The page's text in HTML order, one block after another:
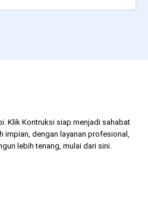
Klik Kontruksi siap menjadi sahabat
impian, dengan layanan profesional,
lebih tenang, mulai dari sini.